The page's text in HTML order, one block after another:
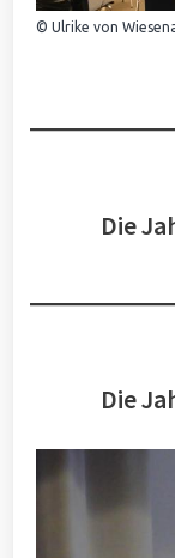
© Ulrike von
Die
Die